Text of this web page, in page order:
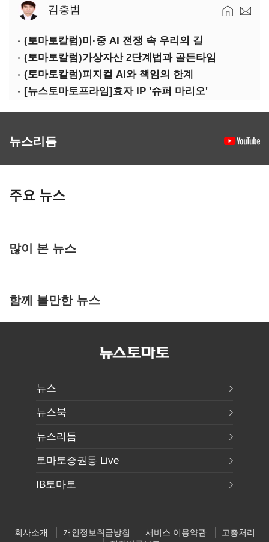
김충범
(토마토칼럼)미·중 AI 전쟁 속 우리의 길
(토마토칼럼)가상자산 2단계법과 골든타임
(토마토칼럼)피지컬 AI와 책임의 한계
[뉴스토마토프라임]효자 IP '슈퍼 마리오'
뉴스리듬
주요 뉴스
많이 본 뉴스
함께 볼만한 뉴스
뉴스
뉴스북
뉴스리듬
토마토증권통 Live
IB토마토
회사소개 개인정보취급방침 서비스 이용약관
고충처리